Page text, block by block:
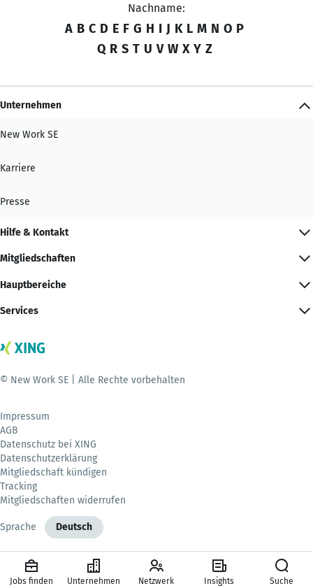
Nachname:
A B C D E F G H I J K L M N O P
Q R S T U V W X Y Z
Unternehmen
New Work SE
Karriere
Presse
Hilfe & Kontakt
Mitgliedschaften
Hauptbereiche
Services
© New Work SE | Alle Rechte vorbehalten
Impressum
AGB
Datenschutz bei XING
Datenschutzerklärung
Mitgliedschaft kündigen
Tracking
Mitgliedschaften widerrufen
Sprache Deutsch
Jobs finden Unternehmen Netzwerk Insights Suche